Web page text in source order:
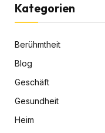
Kategorien
Berühmtheit
Blog
Geschäft
Gesundheit
Heim